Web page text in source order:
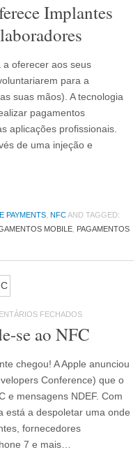
Implantes
oferecer aos seus
para a
suas mãos). A tecnologia
pagamentos
aplicações profissionais.
de uma injeção e
PAYMENTS, NFCAND TAGGED:
MOBILE, PAGAMENTOS
FECHADOS
se ao NFC
chegou! A Apple anunciou
Conference) que o
e mensagens NDEF. Com
está a despoletar uma onde
fornecedores
7 e mais…